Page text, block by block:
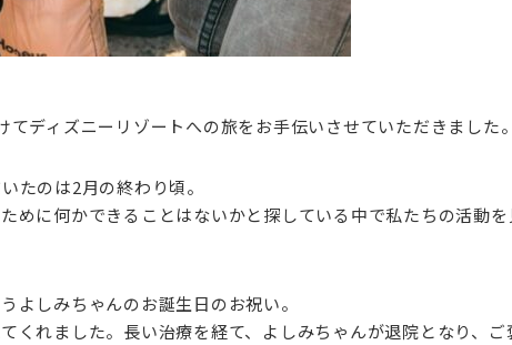
ディズニーリゾートへの旅をお手伝いさせていただきました
たのは2月の終わり頃。
めに何かできることはないかと探している中で私たちの活動
よしみちゃんのお誕生日のお祝い。
くれました。長い治療を経て、よしみちゃんが退院となり、ご